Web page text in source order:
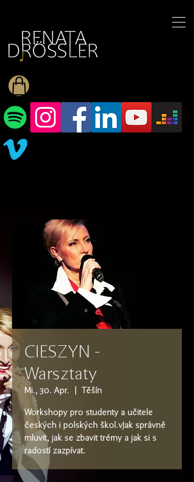
CIESZYN -
Warsztaty
Mi., 30. Apr.
  |
Těšín
Workshopy pro studenty a učitele
českých i polských škol.vJak správně
mluvit, jak se zbavit trémy a jak si s
radostí zazpívat.